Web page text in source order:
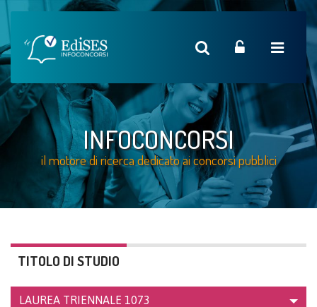
INFOCONCORSI
il motore di ricerca dedicato ai concorsi pubblici
TITOLO DI STUDIO
LAUREA TRIENNALE 1073